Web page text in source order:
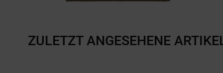
ZULETZT ANGESEHENE